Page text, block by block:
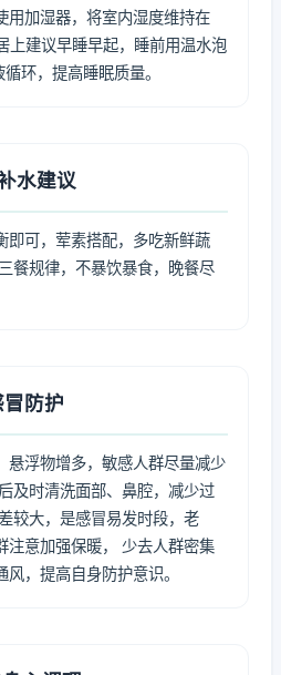
用加湿器，将室内湿度维持在
建议早睡早起，睡前用温水泡
环，提高睡眠质量。
水建议
即可，荤素搭配，多吃新鲜蔬
餐规律，不暴饮暴食，晚餐尽
防护
悬浮物增多，敏感人群尽量减少
及时清洗面部、鼻腔，减少过
较大，是感冒易发时段，老
注意加强保暖， 少去人群密集
，提高自身防护意识。